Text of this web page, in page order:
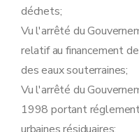
Art. 149
Art. 150
Art. 151
Art. 152
Art. 153
Art. 154
Art. 155
Art. 156
déchets;
Vu l'arrêté du
relatif au financement
des eaux souterraines;
Vu l'arrêté du
1998 portant